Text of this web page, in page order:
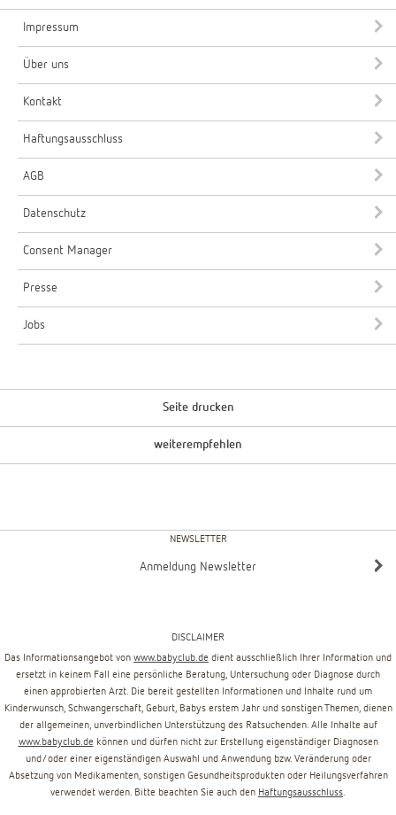
Impressum
Über uns
Kontakt
Haftungsausschluss
AGB
Datenschutz
Consent Manager
Presse
Jobs
Seite drucken
weiterempfehlen
NEWSLETTER
Anmeldung Newsletter
DISCLAIMER
Das Informationsangebot von www.babyclub.de dient ausschließlich Ihrer Information und
ersetzt in keinem Fall eine persönliche Beratung, Untersuchung oder Diagnose durch
einen approbierten Arzt. Die bereit gestellten Informationen und Inhalte rund um
Kinderwunsch, Schwangerschaft, Geburt, Babys erstem Jahr und sonstigen Themen, dienen
der allgemeinen, unverbindlichen Unterstützung des Ratsuchenden. Alle Inhalte auf
www.babyclub.de können und dürfen nicht zur Erstellung eigenständiger Diagnosen
und/oder einer eigenständigen Auswahl und Anwendung bzw. Veränderung oder
Absetzung von Medikamenten, sonstigen Gesundheitsprodukten oder Heilungsverfahren
verwendet werden. Bitte beachten Sie auch den Haftungsausschluss.